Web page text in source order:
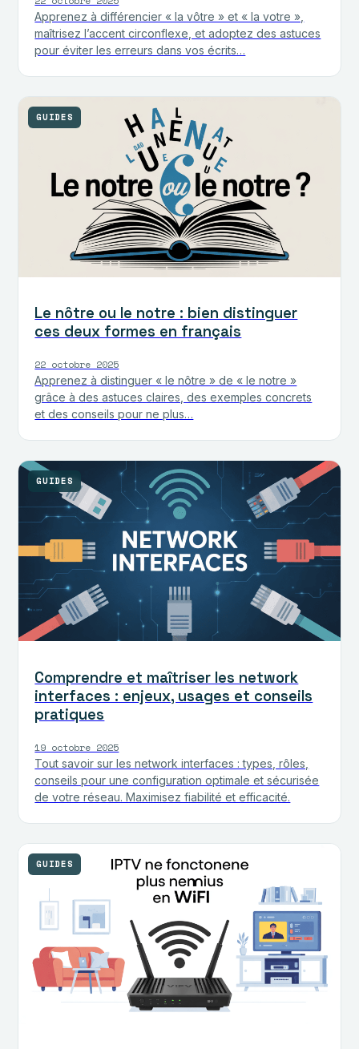
Apprenez à différencier « la vôtre » et « la votre »,
maîtrisez l’accent circonflexe, et adoptez des astuces
pour éviter les erreurs dans vos écrits…
GUIDES
Le nôtre ou le notre : bien distinguer
ces deux formes en français
22 octobre 2025
Apprenez à distinguer « le nôtre » de « le notre »
grâce à des astuces claires, des exemples concrets
et des conseils pour ne plus…
GUIDES
Comprendre et maîtriser les network
interfaces : enjeux, usages et conseils
pratiques
19 octobre 2025
Tout savoir sur les network interfaces : types, rôles,
conseils pour une configuration optimale et sécurisée
de votre réseau. Maximisez fiabilité et efficacité.
GUIDES